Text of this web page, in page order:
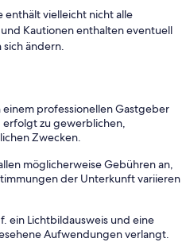
enthält vielleicht nicht alle
Kautionen enthalten eventuell
ändern.
professionellen Gastgeber
zu gewerblichen,
Zwecken.
möglicherweise Gebühren an,
der Unterkunft variieren
ein Lichtbildausweis und eine
Aufwendungen verlangt.